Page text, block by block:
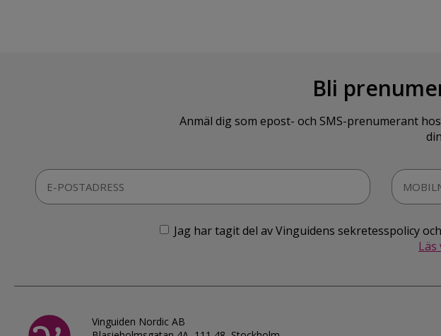
Bli
Anmäl dig som epost- och SMS-prenumerant
Jag har tagit del av Vinguidens sekretesspolicy
Vinguiden Nordic AB